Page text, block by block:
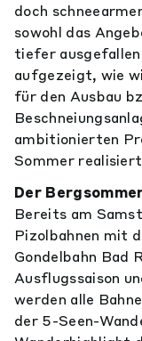
doch
sowohl das
tiefer
aufgezeigt, wie
für den Ausbau
ambitionierten
Sommer
Der
Bereits am
Pizolbahnen mit
Gondelbahn Bad
Ausflugssaison
werden alle
der 5-Seen-